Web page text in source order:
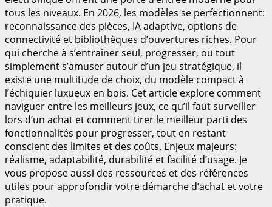
tous les niveaux. En 2026, les modèles se perfectionnent:
reconnaissance des pièces, IA adaptive, options de
connectivité et bibliothèques d’ouvertures riches. Pour
qui cherche à s’entraîner seul, progresser, ou tout
simplement s’amuser autour d’un jeu stratégique, il
existe une multitude de choix, du modèle compact à
l’échiquier luxueux en bois. Cet article explore comment
naviguer entre les meilleurs jeux, ce qu’il faut surveiller
lors d’un achat et comment tirer le meilleur parti des
fonctionnalités pour progresser, tout en restant
conscient des limites et des coûts. Enjeux majeurs:
réalisme, adaptabilité, durabilité et facilité d’usage. Je
vous propose aussi des ressources et des références
utiles pour approfondir votre démarche d’achat et votre
pratique.